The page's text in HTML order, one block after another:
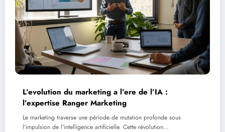
L’evolution du marketing a l’ere de l’IA :
l’expertise Ranger Marketing
Le marketing traverse une période de mutation profonde sous
l'impulsion de l'intelligence artificielle. Cette révolution…